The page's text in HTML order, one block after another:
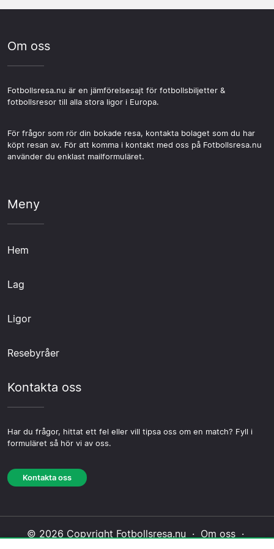
säsongen.
en säljare.
eftersom regler kan skilja sig åt. Vid ett förändrat
Om oss
Fotbollsresa.nu är en jämförelsesajt för fotbollsbiljetter &
fotbollsresor till alla stora ligor i Europa.
För frågor som rör din bokade resa, kontakta bolaget som du har
köpt resan av. För att komma i kontakt med oss på Fotbollsresa.nu
använder du enklast mailformuläret.
Meny
Hem
Lag
Ligor
Resebyråer
Kontakta oss
Har du frågor, hittat ett fel eller vill tipsa oss om en match? Fyll i
formuläret så hör vi av oss.
Kontakta oss
© 2026 Copyright Fotbollsresa.nu · Om oss ·